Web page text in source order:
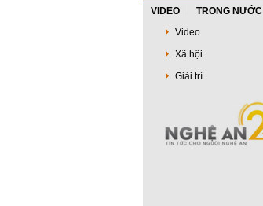
VIDEO TRONG NƯỚC
Video
Xã hội
Giải trí